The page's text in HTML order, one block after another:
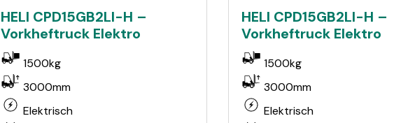
HELI CPD15GB2LI-H –
Vorkheftruck Elektro
1500kg
3000mm
Elektrisch
HELI CPD15GB2LI-H –
Vorkheftruck Elektro
1500kg
3000mm
Elektrisch